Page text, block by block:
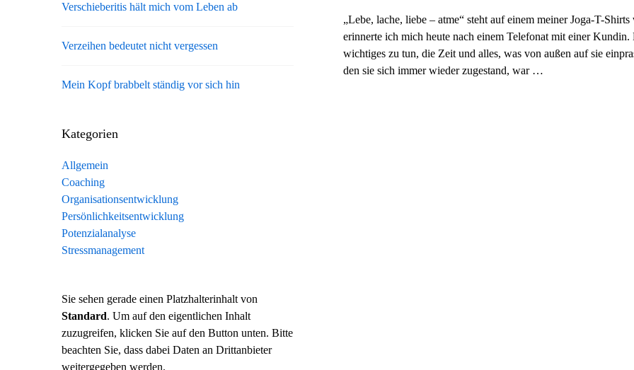
„Lebe, lache, liebe – atme“ steht auf einem meiner Joga-T-
erinnerte ich mich heute nach einem Telefonat mit einer
wichtiges zu tun, die Zeit und alles, was von außen auf sie
den sie sich immer wieder zugestand, war …
Verschieberitis hält mich vom Leben ab
Verzeihen bedeutet nicht vergessen
Mein Kopf brabbelt ständig vor sich hin
Kategorien
Allgemein
Coaching
Organisationsentwicklung
Persönlichkeitsentwicklung
Potenzialanalyse
Stressmanagement
Sie sehen gerade einen Platzhalterinhalt von
Standard. Um auf den eigentlichen Inhalt
zuzugreifen, klicken Sie auf den Button unten. Bitte
beachten Sie, dass dabei Daten an Drittanbieter
weitergegeben werden.